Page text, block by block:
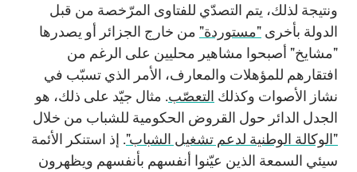
ونتيجة لذلك، يتم التصدّي للفتاوى المرّخصة من قبل
الدولة بأخرى "مستوردة" من خارج الجزائر أو يصدرها
"مشايخ" أصبحوا مشاهير محليين على الرغم من
افتقارهم للمؤهلات والمعارف، الأمر الذي تسبّب في
نشاز الأصوات وكذلك التعصّب. مثال جيّد على ذلك، هو
الجدل الدائر حول القروض الحكومية للشباب من خلال
"الوكالة الوطنية لدعم تشغيل الشباب". إذ استنكر الأئمة
سيئي السمعة الذين عيّنوا أنفسهم بأنفسهم ويظهرون